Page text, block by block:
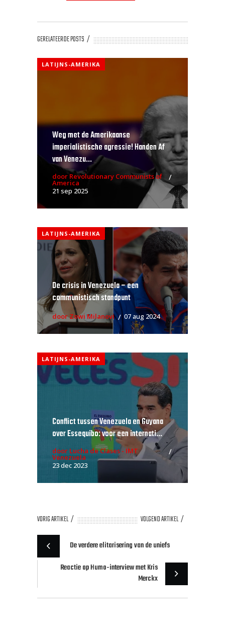
GERELATEERDE POSTS
LATIJNS-AMERIKA
Weg met de Amerikaanse
imperialistische agressie! Handen Af
van Venezu...
door Revolutionary Communists of
America
21 sep 2025
LATIJNS-AMERIKA
De crisis in Venezuela – een
communistisch standpunt
door Zowi Milanovi 07 aug 2024
LATIJNS-AMERIKA
Conflict tussen Venezuela en Guyana
over Essequibo: voor een internati...
door Lucha de Clases - IMT
Venezuela
23 dec 2023
VORIG ARTIKEL VOLGEND ARTIKEL
De verdere elitarisering van de uniefs
Reactie op Humo-interview met Kris
Merckx